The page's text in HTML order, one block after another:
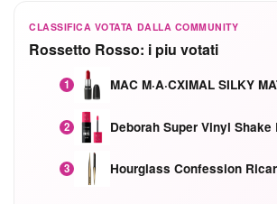
CLASSIFICA VOTATA DALLA COMMUNITY
Rossetto Rosso: i piu votati
1
2 Deborah Super Vinyl
3